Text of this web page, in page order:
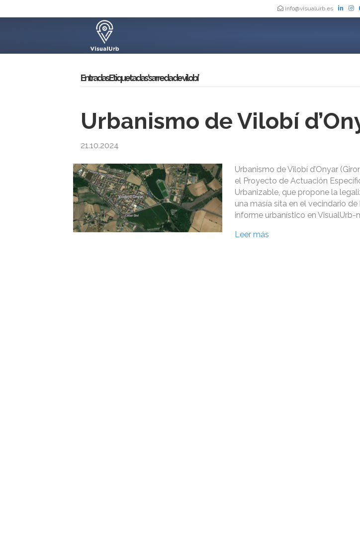
info@visualurb.es
Entradas Etiquetadas ‘sarreda de vilobí’
Urbanismo de Vilobí
21.10.2024
Urbanismo de Vilobí d’Onyar
el Proyecto de Actuación
Urbanizable, que propone la
una masía sita en el vecindario
informe urbanístico en VisualUrb-
Leer más